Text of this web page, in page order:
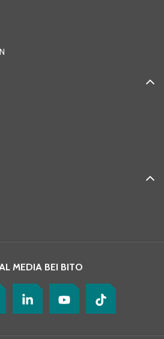
MEDIA BEI BITO